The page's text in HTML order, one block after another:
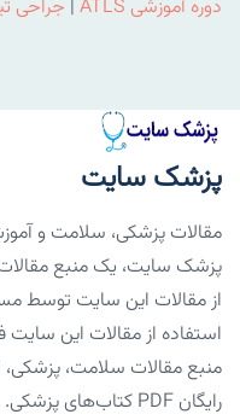
دوره آموزشی ATLS | جراحی
پزشک سایت
مقالات پزشکی، سلامت و
پزشک سایت، یک منبع
از مقالات این سایت توسط
استفاده از مقالات این
منبع مقالات سلامت،
رایگان PDF کتاب‌های پزشکی.